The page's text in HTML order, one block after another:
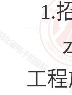
1.
本
工